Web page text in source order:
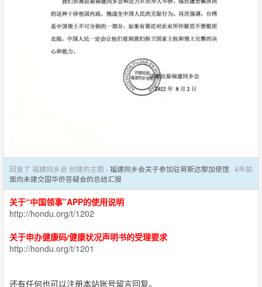
4年前
回复了 福建同乡会 创建的主题 › 福建同乡会关于参加驻哥斯达黎加使馆
面向未建交国华侨答疑会的总结汇报
关于“中国领事”APP的使用说明
http://hondu.org/t/1202
关于申办健康码/健康状况声明书的受理要求
http://hondu.org/t/1201
还有任何也可以注册本站账号留言回复。